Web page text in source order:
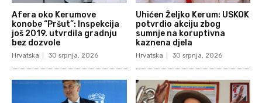
Afera oko Kerumove
konobe “Pršut”: Inspekcija
još 2019. utvrdila gradnju
bez dozvole
Hrvatska 30 srpnja, 2026
Uhićen Željko Kerum: USKOK
potvrdio akciju zbog
sumnje na koruptivna
kaznena djela
Hrvatska 30 srpnja, 2026